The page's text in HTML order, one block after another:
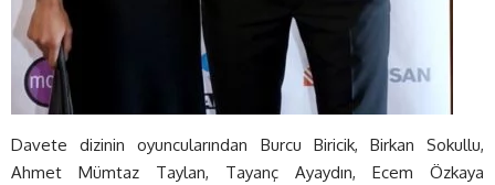
Davete dizinin oyuncularından Burcu Biricik, Birkan Sokullu,
Ahmet Mümtaz Taylan, Tayanç Ayaydın, Ecem Özkaya